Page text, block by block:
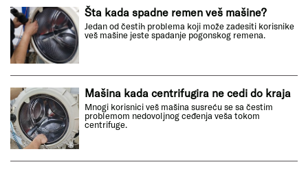
Šta kada spadne remen veš mašine?
Jedan od čestih problema koji može zadesiti korisnike
veš mašine jeste spadanje pogonskog remena.
Mašina kada centrifugira ne cedi do kraja
Mnogi korisnici veš mašina susreću se sa čestim
problemom nedovoljnog ceđenja veša tokom
centrifuge.